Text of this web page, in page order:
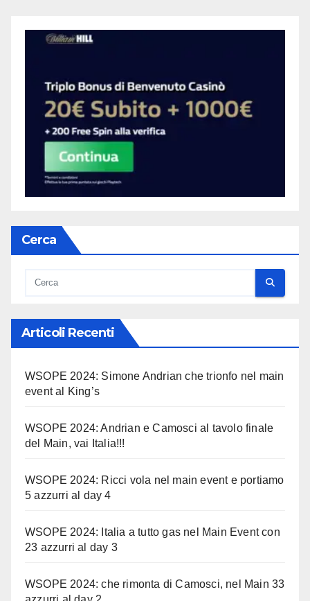
Cerca
Articoli Recenti
WSOPE 2024: Simone Andrian che trionfo nel main
event al King’s
WSOPE 2024: Andrian e Camosci al tavolo finale
del Main, vai Italia!!!
WSOPE 2024: Ricci vola nel main event e portiamo
5 azzurri al day 4
WSOPE 2024: Italia a tutto gas nel Main Event con
23 azzurri al day 3
WSOPE 2024: che rimonta di Camosci, nel Main 33